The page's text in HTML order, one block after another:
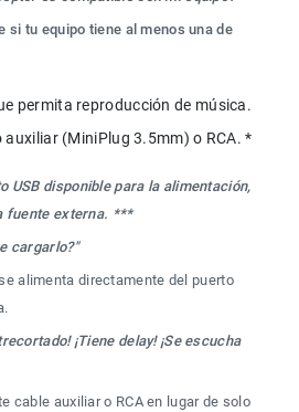
si tu equipo tiene al menos una de
permita reproducción de música.
auxiliar (MiniPlug 3.5mm) o RCA. *
USB disponible para la alimentación,
fuente externa. ***
cargarlo?"
alimenta directamente del puerto
¡Tiene delay! ¡Se escucha
cable auxiliar o RCA en lugar de solo